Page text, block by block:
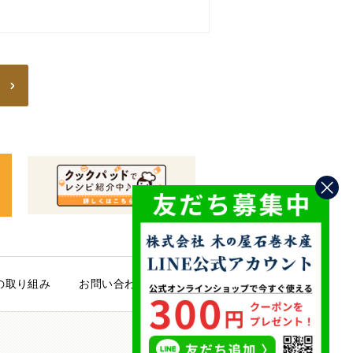
取り組み お問い合わせ
PAGE TOP